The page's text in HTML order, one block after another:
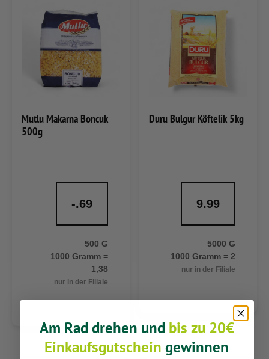
Mutlu Makarna Boncuk
500g
-.69
500 G
1000 Gramm =
1,38
nur in der Filiale
Duru Bulgur Köftelik 5kg
9.99
5000 G
1000 Gramm = 2
nur in der Filiale
Am Rad drehen und bis zu 20€
Einkaufsgutschein gewinnen